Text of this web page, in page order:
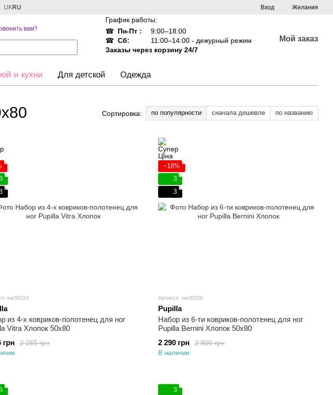
UKRU Вход Желания
вам?
График работы:
☎ Пн-Пт :
9:00–18:00
☎Сб:
11:00–14:00 - дежурный режим
Заказы через корзину 24/7
Мой заказ
и кухни Для детской Одежда
Сортировка: по популярности сначала дешевле по названию
хм30224
из 4-х ковриков-полотенец для ног
Vitra Хлопок 50х80
2 265 грн
грн
−18%
3
3
Артикул: хм30225
Pupilla
Набор из 6-ти ковриков-полотенец для ног
Pupilla Bernini Хлопок 50х80
2 800 грн
2 290 грн
В наличии
3